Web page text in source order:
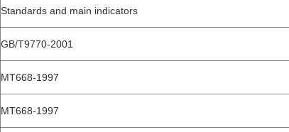
Standards and main indicators
GB/T9770-2001
MT668-1997
MT668-1997